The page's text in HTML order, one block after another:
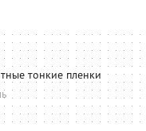
тонкие пленки